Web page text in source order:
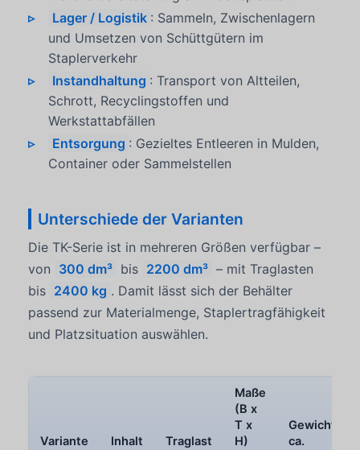
Lager / Logistik : Sammeln, Zwischenlagern
und Umsetzen von Schüttgütern im
Staplerverkehr
Instandhaltung : Transport von Altteilen,
Schrott, Recyclingstoffen und
Werkstattabfällen
Entsorgung : Gezieltes Entleeren in Mulden,
Container oder Sammelstellen
Unterschiede der Varianten
Die TK-Serie ist in mehreren Größen verfügbar –
von 300 dm³ bis 2200 dm³ – mit Traglasten
bis 2400 kg . Damit lässt sich der Behälter
passend zur Materialmenge, Staplertragfähigkeit
und Platzsituation auswählen.
Variante Inhalt Traglast
Maße
(B x
T x
H)
Gewicht
ca.